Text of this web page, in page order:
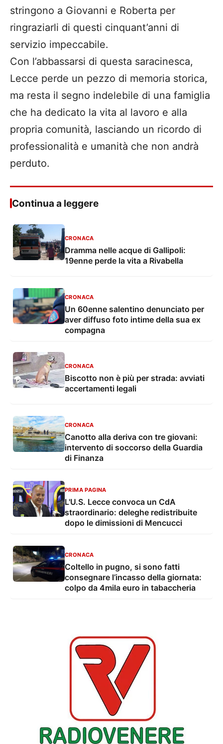
stringono a Giovanni e Roberta per
ringraziarli di questi cinquant’anni di
servizio impeccabile.
​Con l’abbassarsi di questa saracinesca,
Lecce perde un pezzo di memoria storica,
ma resta il segno indelebile di una famiglia
che ha dedicato la vita al lavoro e alla
propria comunità, lasciando un ricordo di
professionalità e umanità che non andrà
perduto.
Continua a leggere
CRONACA
Dramma nelle acque di Gallipoli:
19enne perde la vita a Rivabella
CRONACA
Un 60enne salentino denunciato per
aver diffuso foto intime della sua ex
compagna
CRONACA
Biscotto non è più per strada: avviati
accertamenti legali
CRONACA
Canotto alla deriva con tre giovani:
intervento di soccorso della Guardia
di Finanza
PRIMA PAGINA
L'U.S. Lecce convoca un CdA
straordinario: deleghe redistribuite
dopo le dimissioni di Mencucci
CRONACA
Coltello in pugno, si sono fatti
consegnare l’incasso della giornata:
colpo da 4mila euro in tabaccheria